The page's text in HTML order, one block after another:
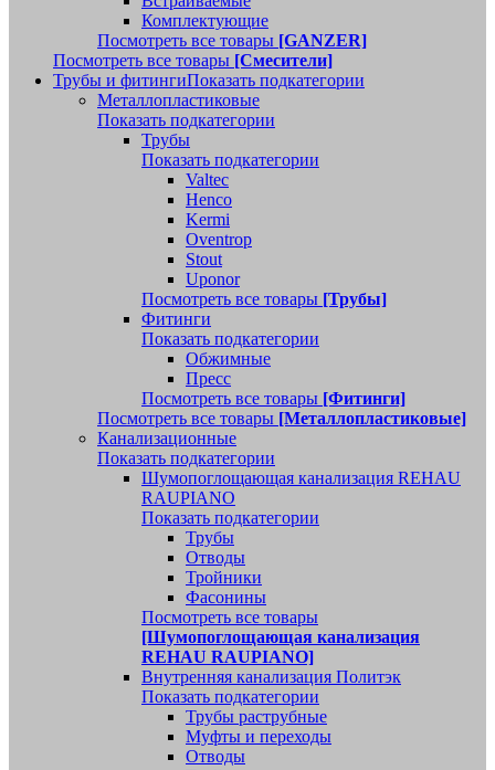
Комплектующие
Посмотреть все товары [GANZER]
Посмотреть все товары [Смесители]
Трубы и фитингиПоказать подкатегории
Металлопластиковые
Показать подкатегории
Трубы
Показать подкатегории
Valtec
Henco
Kermi
Oventrop
Stout
Uponor
Посмотреть все товары [Трубы]
Фитинги
Показать подкатегории
Обжимные
Пресс
Посмотреть все товары [Фитинги]
Посмотреть все товары [Металлопластиковые]
Канализационные
Показать подкатегории
Шумопоглощающая канализация REHAU
RAUPIANO
Показать подкатегории
Трубы
Отводы
Тройники
Фасонины
Посмотреть все товары
[Шумопоглощающая канализация
REHAU RAUPIANO]
Внутренняя канализация Политэк
Показать подкатегории
Трубы раструбные
Муфты и переходы
Отводы